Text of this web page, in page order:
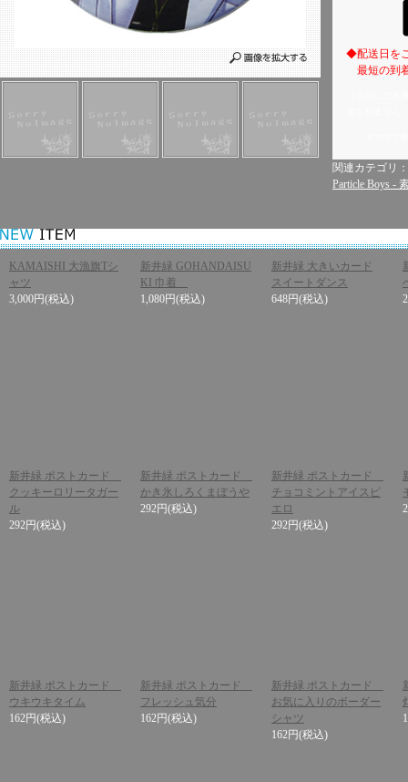
◆配送日を
最短の到
関連カテゴリ：
Particle Boys -
KAMAISHI 大漁旗Tシ
ャツ
3,000円(税込)
新井緑 GOHANDAISU
KI 巾着
1,080円(税込)
新井緑 大きいカード
スイートダンス
648円(税込)
新井緑 ポストカード
クッキーロリータガー
ル
292円(税込)
新井緑 ポストカード
かき氷しろくまぼうや
292円(税込)
新井緑 ポストカード
チョコミントアイスピ
エロ
292円(税込)
新井緑 ポストカード
ウキウキタイム
162円(税込)
新井緑 ポストカード
フレッシュ気分
162円(税込)
新井緑 ポストカード
お気に入りのボーダー
シャツ
162円(税込)